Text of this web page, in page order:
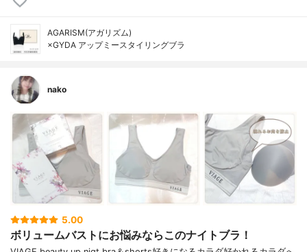
AGARISM(アガリズム)
×GYDA アップミースタイリングブラ
nako
5.00
ボリュームバストにお悩みならこのナイトブラ！